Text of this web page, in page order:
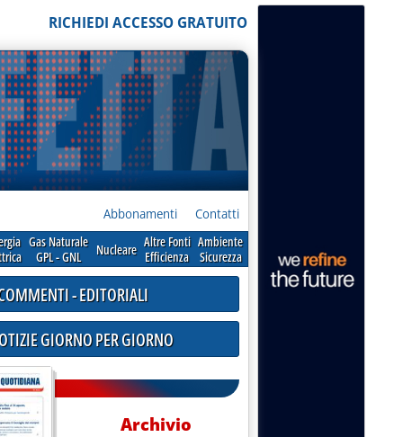
RICHIEDI ACCESSO GRATUITO
Abbonamenti Contatti
Gas Naturale
GPL - GNL
Nucleare Altre Fonti
Efficienza
Ambiente
Sicurezza
- EDITORIALI
GIORNO PER GIORNO
Archivio